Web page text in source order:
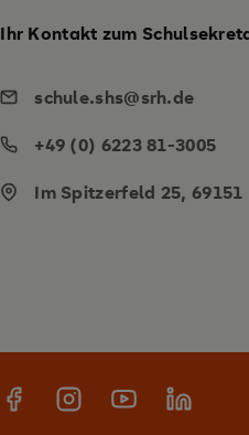
Ihr Kontakt zum
schule.shs@srh.de
+49 (0) 6223 81-3005
Im Spitzerfeld 25,